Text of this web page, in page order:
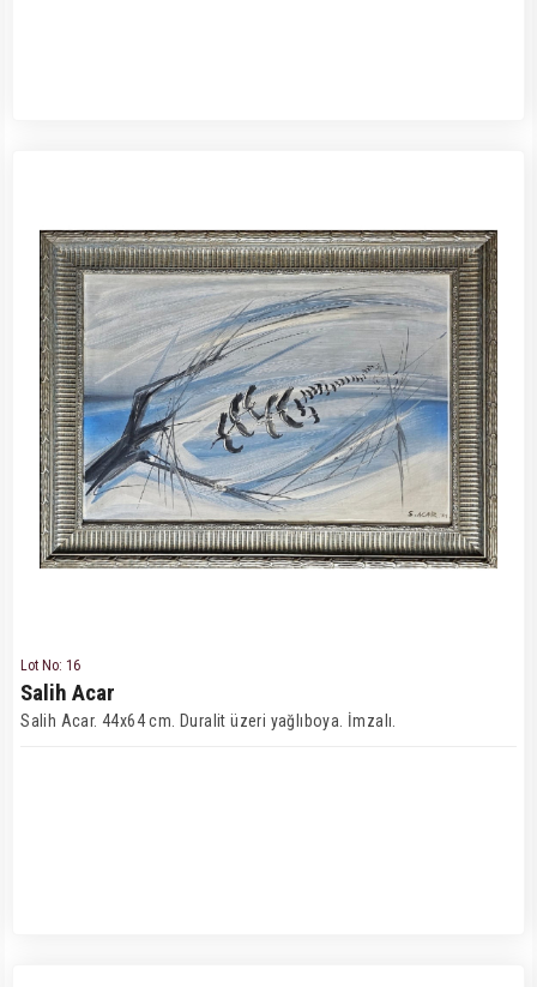
Lot No: 16
Salih Acar
Salih Acar. 44x64 cm. Duralit üzeri yağlıboya. İmzalı.